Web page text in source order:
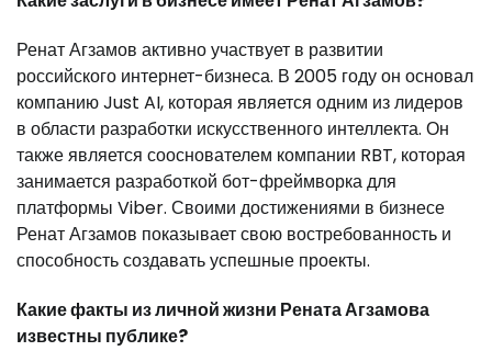
Ренат Агзамов активно участвует в развитии
российского интернет-бизнеса. В 2005 году он основал
компанию Just AI, которая является одним из лидеров
в области разработки искусственного интеллекта. Он
также является сооснователем компании RBT, которая
занимается разработкой бот-фреймворка для
платформы Viber. Своими достижениями в бизнесе
Ренат Агзамов показывает свою востребованность и
способность создавать успешные проекты.
Какие факты из личной жизни Рената Агзамова
известны публике?